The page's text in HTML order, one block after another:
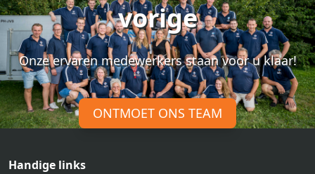
vorige
Onze ervaren medewerkers staan voor u klaar!
ONTMOET ONS TEAM
Handige links